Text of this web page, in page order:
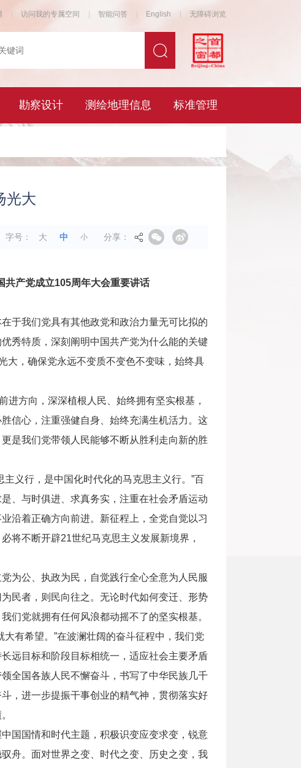
光大
字号： 大 中 小 分享：
产党成立105周年大会重要讲话
于我们党具有其他政党和政治力量无可比拟的
秀特质，深刻阐明中国共产党为什么能的关键
大，确保党永远不变质不变色不变味，始终具
方向，深深植根人民、始终拥有坚实根基，
信心，注重强健自身、始终充满生机活力。这
是我们党带领人民能够不断从胜利走向新的胜
义行，是中国化时代化的马克思主义行。”百
、与时俱进、求真务实，注重在社会矛盾运动
沿着正确方向前进。新征程上，全党自觉以习
将不断开辟21世纪马克思主义发展新境界，
公、执政为民，自觉践行全心全意为人民服
民者，则民向往之。无论时代如何变迁、形势
们党就拥有任何风浪都动摇不了的坚实根基。
有希望。”在波澜壮阔的奋斗征程中，我们党
远目标和阶段目标相统一，适应社会主要矛盾
全国各族人民不懈奋斗，书写了中华民族几千
，进一步提振干事创业的精气神，贯彻落实好
国国情和时代主题，积极识变应变求变，锐意
舟。面对世界之变、时代之变、历史之变，我